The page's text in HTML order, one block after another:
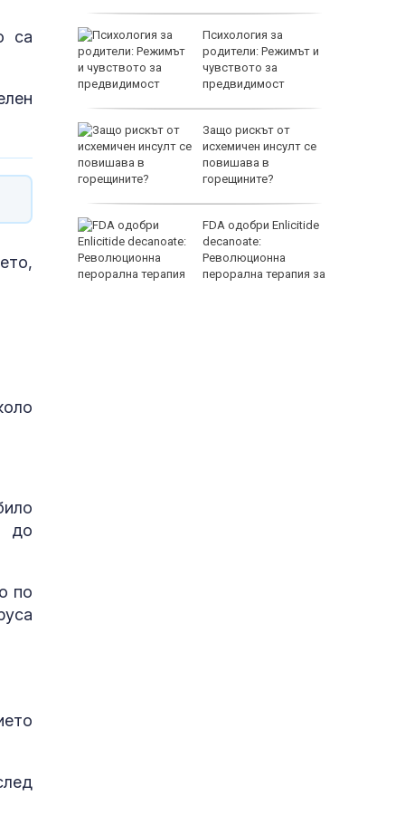
са
до
по
евро
война
край
Психология за
родители: Режимът и
чувството за
предвидимост
Защо рискът от
исхемичен инсулт се
повишава в
горещините?
FDA одобри Еnlicitide
decanoate:
Революционна
перорална терапия за